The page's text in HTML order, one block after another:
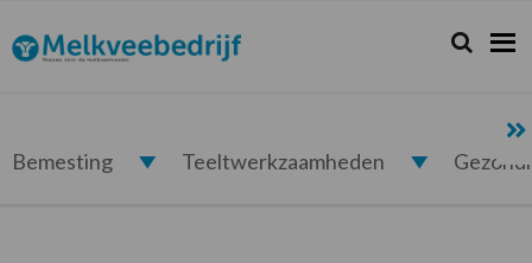
de
hoofdnavigatie
de
hoofd
de
eerste
de
voettekst
Melkveebedrijf.nl Zoeken...
Zoek
Bemesting Teeltwerkzaamheden